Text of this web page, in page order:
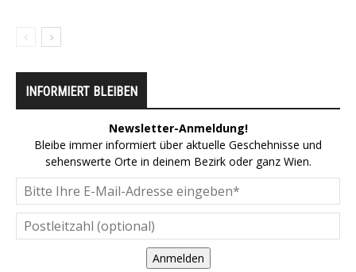
INFORMIERT BLEIBEN
Newsletter-Anmeldung!
Bleibe immer informiert über aktuelle Geschehnisse und
sehenswerte Orte in deinem Bezirk oder ganz Wien.
Anmelden